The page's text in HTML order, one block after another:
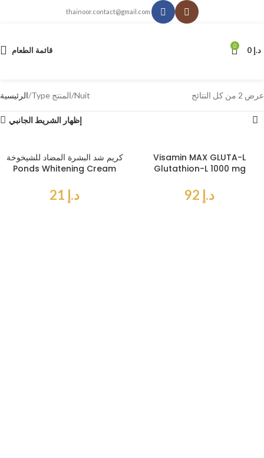
thainoor.contact@gmail.com
قائمة الطعام 0 د.إ
الرئيسية Type المنتج Nuit عرض ⁦2⁩ من كل النتائج
إظهار الشريط الجانبي
كريم شد البشرة المضاد للشيخوخة
Ponds Whitening Cream
د.إ
Visamin MAX GLUTA-L
Glutathion-L 1000 mg
د.إ